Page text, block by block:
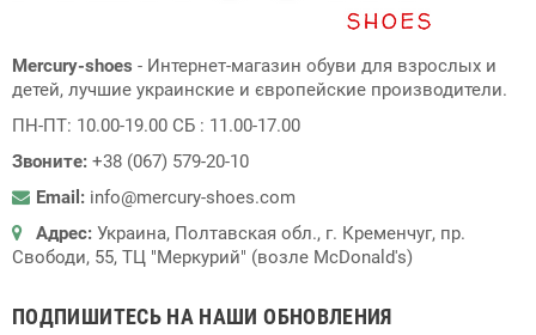
Mercury-shoes - Интернет-магазин обуви для взрослых и
детей, лучшие украинские и європейские производители.
ПН-ПТ: 10.00-19.00 СБ : 11.00-17.00
Звоните: +38 (067) 579-20-10
Email: info@mercury-shoes.com
Адрес: Украина, Полтавская обл., г. Кременчуг, пр.
Свободи, 55, ТЦ "Меркурий" (возле McDonald's)
ПОДПИШИТЕСЬ НА НАШИ ОБНОВЛЕНИЯ